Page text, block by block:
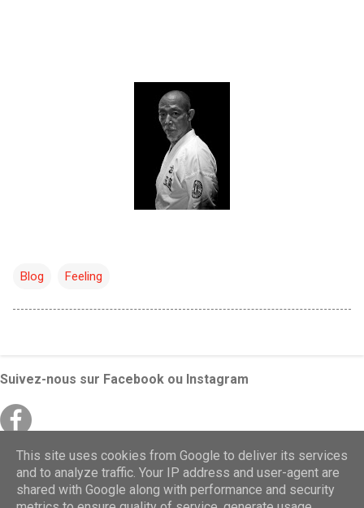
Blog Feeling
Suivez-nous sur Facebook ou Instagram
© 2020 - 2026 Lǎo Lóng Wing Chun 老龍 Kung Fu
Grésivaudan / Grenoble Crolles Pontcharra Montmelian
This site uses cookies from Google to deliver its services
and to analyze traffic. Your IP address and user-agent are
shared with Google along with performance and security